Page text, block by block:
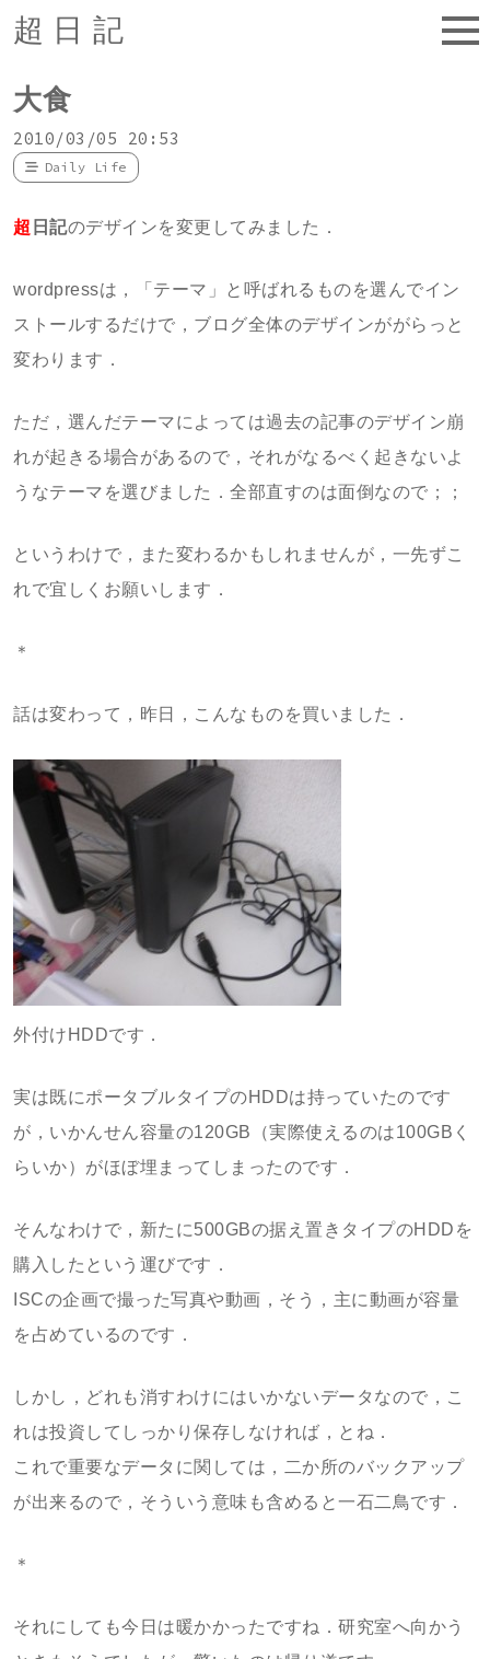
超日記
大食
2010/03/05 20:53
Daily Life
超 日記のデザインを変更してみました．
wordpressは，「テーマ」と呼ばれるものを選んでイン
ストールするだけで，ブログ全体のデザインががらっと
変わります．
ただ，選んだテーマによっては過去の記事のデザイン崩
れが起きる場合があるので，それがなるべく起きないよ
うなテーマを選びました．全部直すのは面倒なので；；
というわけで，また変わるかもしれませんが，一先ずこ
れで宜しくお願いします．
＊
話は変わって，昨日，こんなものを買いました．
外付けHDDです．
実は既にポータブルタイプのHDDは持っていたのです
が，いかんせん容量の120GB（実際使えるのは100GBく
らいか）がほぼ埋まってしまったのです．
そんなわけで，新たに500GBの据え置きタイプのHDDを
購入したという運びです．
ISCの企画で撮った写真や動画，そう，主に動画が容量
を占めているのです．
しかし，どれも消すわけにはいかないデータなので，こ
れは投資してしっかり保存しなければ，とね．
これで重要なデータに関しては，二か所のバックアップ
が出来るので，そういう意味も含めると一石二鳥です．
＊
それにしても今日は暖かかったですね．研究室へ向かう